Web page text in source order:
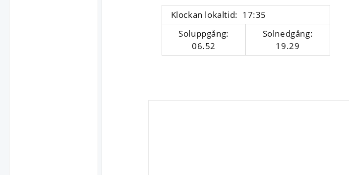
Klockan lokaltid: 17:35
Soluppgång:
06.52
Solnedgång:
19.29